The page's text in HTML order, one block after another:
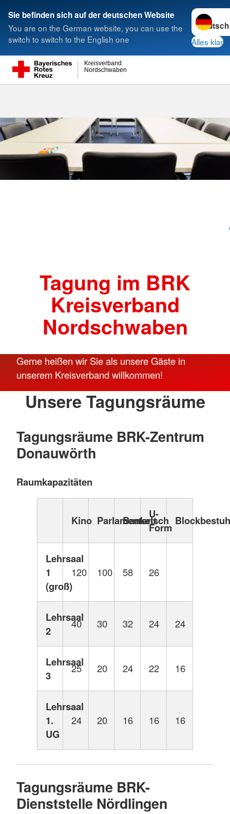
Sie befinden sich auf der deutschen Website
You are on the German website, you can use the
switch to switch to the English one
Sprache
Alles klar
Nordschwaben
Kreisverband
Suche
Tagung im BRK
Kreisverband
Nordschwaben
Gerne heißen wir Sie als unsere Gäste in
unserem Kreisverband willkommen!
Unsere Tagungsräume
Tagungsräume BRK-Zentrum
Donauwörth
Raumkapazitäten
Kino Parlamentarisch
Bankett
U-
Form
Lehrsaal
1
(groß)
120 100 58 26
Lehrsaal
2
40 30 32 24 24
Lehrsaal
3
25 20 24 22 16
Lehrsaal
1.
UG
24 20 16 16 16
Tagungsräume BRK-
Dienststelle Nördlingen